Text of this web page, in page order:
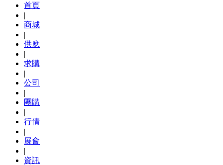
首頁
|
商城
|
供應
|
求購
|
公司
|
團購
|
行情
|
展會
|
資訊